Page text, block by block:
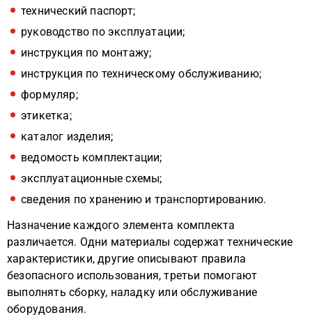
технический паспорт;
руководство по эксплуатации;
инструкция по монтажу;
инструкция по техническому обслуживанию;
формуляр;
этикетка;
каталог изделия;
ведомость комплектации;
эксплуатационные схемы;
сведения по хранению и транспортированию.
Назначение каждого элемента комплекта
различается. Одни материалы содержат технические
характеристики, другие описывают правила
безопасного использования, третьи помогают
выполнять сборку, наладку или обслуживание
оборудования.